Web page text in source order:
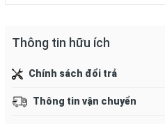
Thông tin hữu ích
Chính sách đổi trả
Thông tin vận chuyển